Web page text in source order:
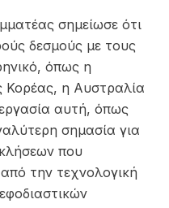
σημείωσε ότι
δεσμούς με τους
όπως η
Κορέας, η Αυστραλία
αυτή, όπως
σημασία για
που
την τεχνολογική